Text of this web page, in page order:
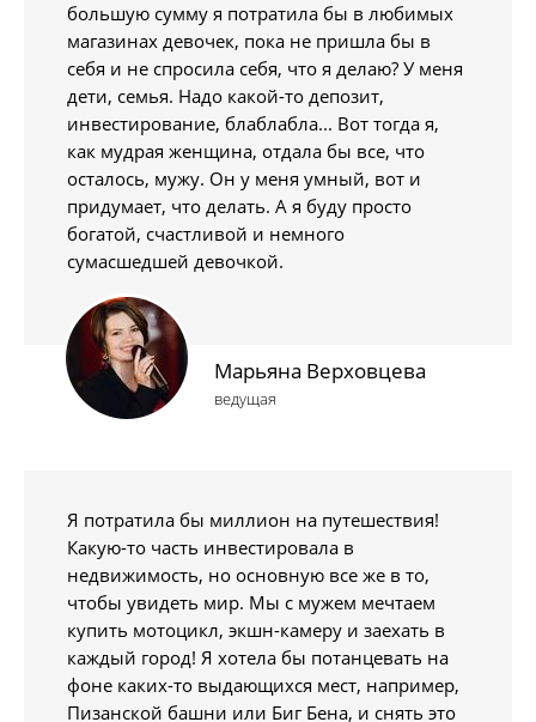
большую сумму я потратила бы в любимых
магазинах девочек, пока не пришла бы в
себя и не спросила себя, что я делаю? У меня
дети, семья. Надо какой-то депозит,
инвестирование, блаблабла... Вот тогда я,
как мудрая женщина, отдала бы все, что
осталось, мужу. Он у меня умный, вот и
придумает, что делать. А я буду просто
богатой, счастливой и немного
сумасшедшей девочкой.
Марьяна Верховцева
ведущая
Я потратила бы миллион на путешествия!
Какую-то часть инвестировала в
недвижимость, но основную все же в то,
чтобы увидеть мир. Мы с мужем мечтаем
купить мотоцикл, экшн-камеру и заехать в
каждый город! Я хотела бы потанцевать на
фоне каких-то выдающихся мест, например,
Пизанской башни или Биг Бена, и снять это